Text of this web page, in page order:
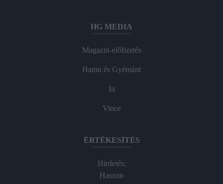
HG MEDIA
Magazin-előfizetés
Hamu és Gyémánt
In
Vince
ÉRTÉKESÍTÉS
Hirdetés:
Haszon